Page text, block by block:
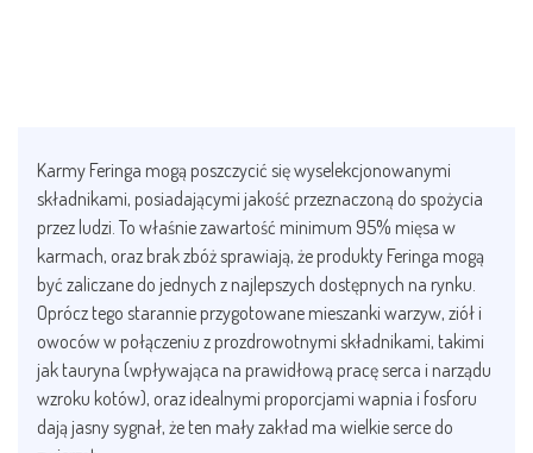
Karmy Feringa mogą poszczycić się wyselekcjonowanymi
składnikami, posiadającymi jakość przeznaczoną do spożycia
przez ludzi. To właśnie zawartość minimum 95% mięsa w
karmach, oraz brak zbóż sprawiają, że produkty Feringa mogą
być zaliczane do jednych z najlepszych dostępnych na rynku.
Oprócz tego starannie przygotowane mieszanki warzyw, ziół i
owoców w połączeniu z prozdrowotnymi składnikami, takimi
jak tauryna (wpływająca na prawidłową pracę serca i narządu
wzroku kotów), oraz idealnymi proporcjami wapnia i fosforu
dają jasny sygnał, że ten mały zakład ma wielkie serce do